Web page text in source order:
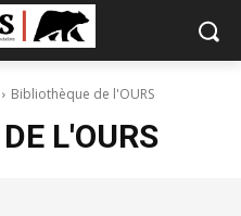
Bibliothèque de l'OURS
L'OURS